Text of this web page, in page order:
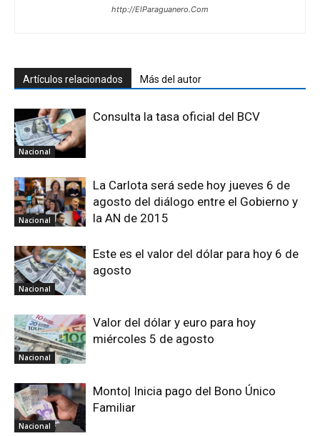
http://ElParaguanero.Com
Artículos relacionados Más del autor
Nacional
Consulta la tasa oficial del BCV
Nacional
La Carlota será sede hoy jueves 6 de
agosto del diálogo entre el Gobierno y
la AN de 2015
Nacional
Este es el valor del dólar para hoy 6 de
agosto
Nacional
Valor del dólar y euro para hoy
miércoles 5 de agosto
Nacional
Monto| Inicia pago del Bono Único
Familiar